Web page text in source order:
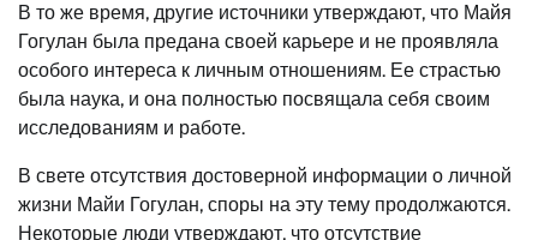
В то же время, другие источники утверждают, что Майя
Гогулан была предана своей карьере и не проявляла
особого интереса к личным отношениям. Ее страстью
была наука, и она полностью посвящала себя своим
исследованиям и работе.
В свете отсутствия достоверной информации о личной
жизни Майи Гогулан, споры на эту тему продолжаются.
Некоторые люди утверждают, что отсутствие